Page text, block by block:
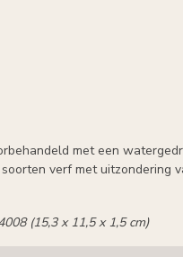
met een
verf met uitzondering
(15,3 x 11,5 x 1,5 cm)